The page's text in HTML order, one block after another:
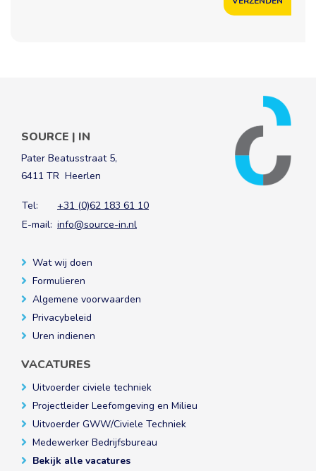
SOURCE | IN
Pater Beatusstraat 5,
6411 TR Heerlen
Tel:
+31 (0)62 183 61 10
E-mail: info@source-in.nl
Wat wij doen
Formulieren
Algemene voorwaarden
Privacybeleid
Uren indienen
VACATURES
Uitvoerder civiele techniek
Projectleider Leefomgeving en Milieu
Uitvoerder GWW/Civiele Techniek
Medewerker Bedrijfsbureau
Bekijk alle vacatures